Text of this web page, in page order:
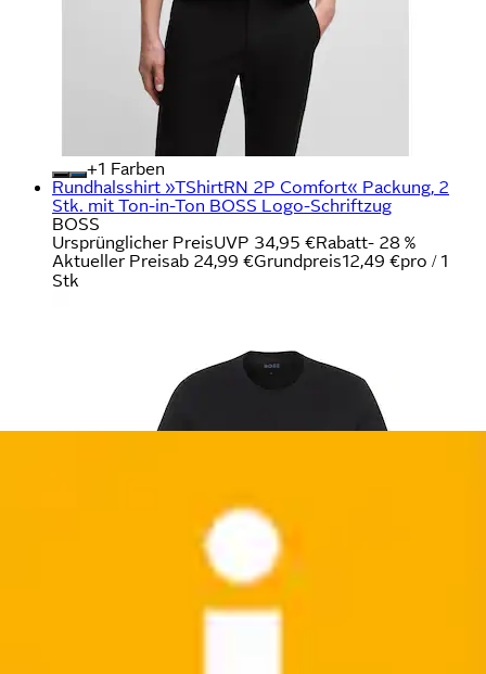
+
Farben
Rundhalsshirt »TShirtRN 2P Comfort« Packung, 2
Stk. mit Ton-in-Ton BOSS Logo-Schriftzug
BOSS
Ursprünglicher PreisUVP 34,95 €Rabatt- 28 %
Aktueller Preisab 24,99 €Grundpreis12,49 €pro / 1
Stk